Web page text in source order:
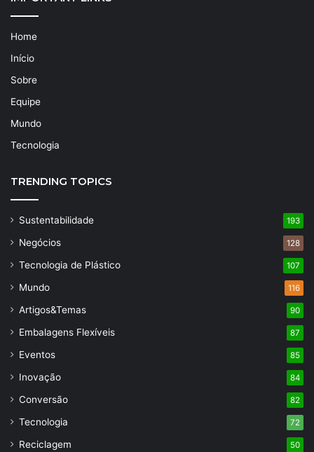
Home
Início
Sobre
Equipe
Mundo
Tecnologia
TRENDING TOPICS
Sustentabilidade 193
Negócios 128
Tecnologia de Plástico 107
Mundo 116
Artigos&Temas 90
Embalagens Flexíveis 87
Eventos 85
Inovação 84
Conversão 82
Tecnologia 72
Reciclagem 50